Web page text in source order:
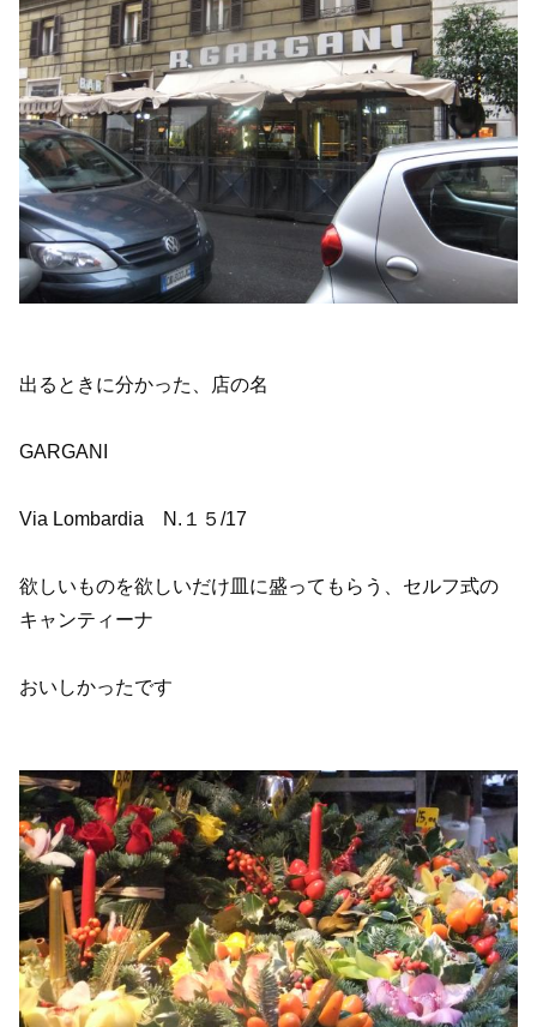
出るときに分かった、店の名
GARGANI
Via Lombardia N.１５/17
欲しいものを欲しいだけ皿に盛ってもらう、セルフ式の
キャンティーナ
おいしかったです